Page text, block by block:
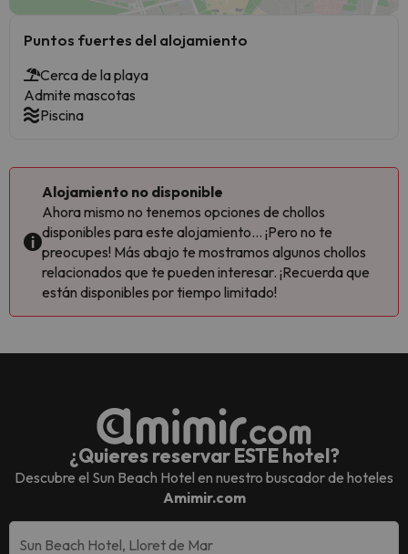
Puntos fuertes del alojamiento
Cerca de la playa
Admite mascotas
Piscina
Alojamiento no disponible
Ahora mismo no tenemos opciones de chollos
disponibles para este alojamiento... ¡Pero no te
preocupes! Más abajo te mostramos algunos chollos
relacionados que te pueden interesar. ¡Recuerda que
están disponibles por tiempo limitado!
¿Quieres reservar ESTE hotel?
Descubre el Sun Beach Hotel en nuestro buscador de hoteles
Amimir.com